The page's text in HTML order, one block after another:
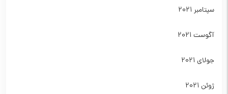
سپتامبر 2021
آگوست 2021
جولای 2021
ژوئن 2021